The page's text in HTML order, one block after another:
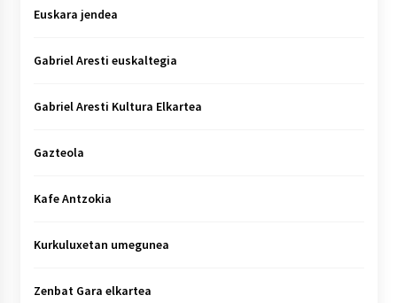
Euskara jendea
Gabriel Aresti euskaltegia
Gabriel Aresti Kultura Elkartea
Gazteola
Kafe Antzokia
Kurkuluxetan umegunea
Zenbat Gara elkartea